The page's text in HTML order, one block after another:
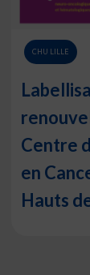
CHU LILLE
Centre
en
Hauts